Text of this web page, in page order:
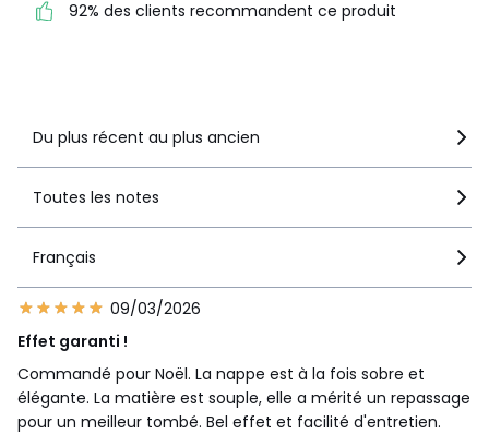
recommandent ce produit
92% des clients recommandent ce produit
Du plus récent au plus ancien
Toutes les notes
Français
09/03/2026
Effet garanti !
Commandé pour Noël. La nappe est à la fois sobre et
élégante. La matière est souple, elle a mérité un repassage
pour un meilleur tombé. Bel effet et facilité d'entretien.